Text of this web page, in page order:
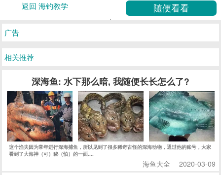
返回 海钓教学
广告
相关推荐
深海鱼: 水下那么暗, 我随便长长怎么了?
这个渔夫因为常年进行深海捕鱼，所以见到了很多稀奇古怪的深海动物，通过他的账号，大家
看到了大海神（可）秘（怕）的一面....
海鱼大全 2020-03-09